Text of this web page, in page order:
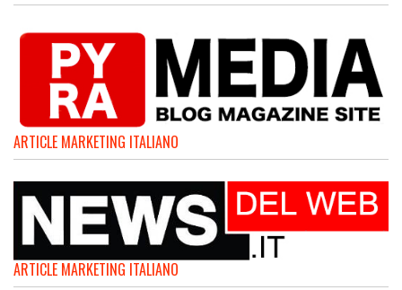
ARTICLE MARKETING ITALIANO
ARTICLE MARKETING ITALIANO